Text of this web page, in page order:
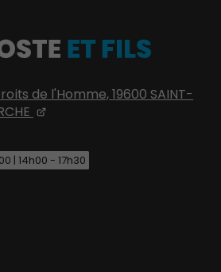
de l'Homme,19600 SAINT-
| 14h00 - 17h30